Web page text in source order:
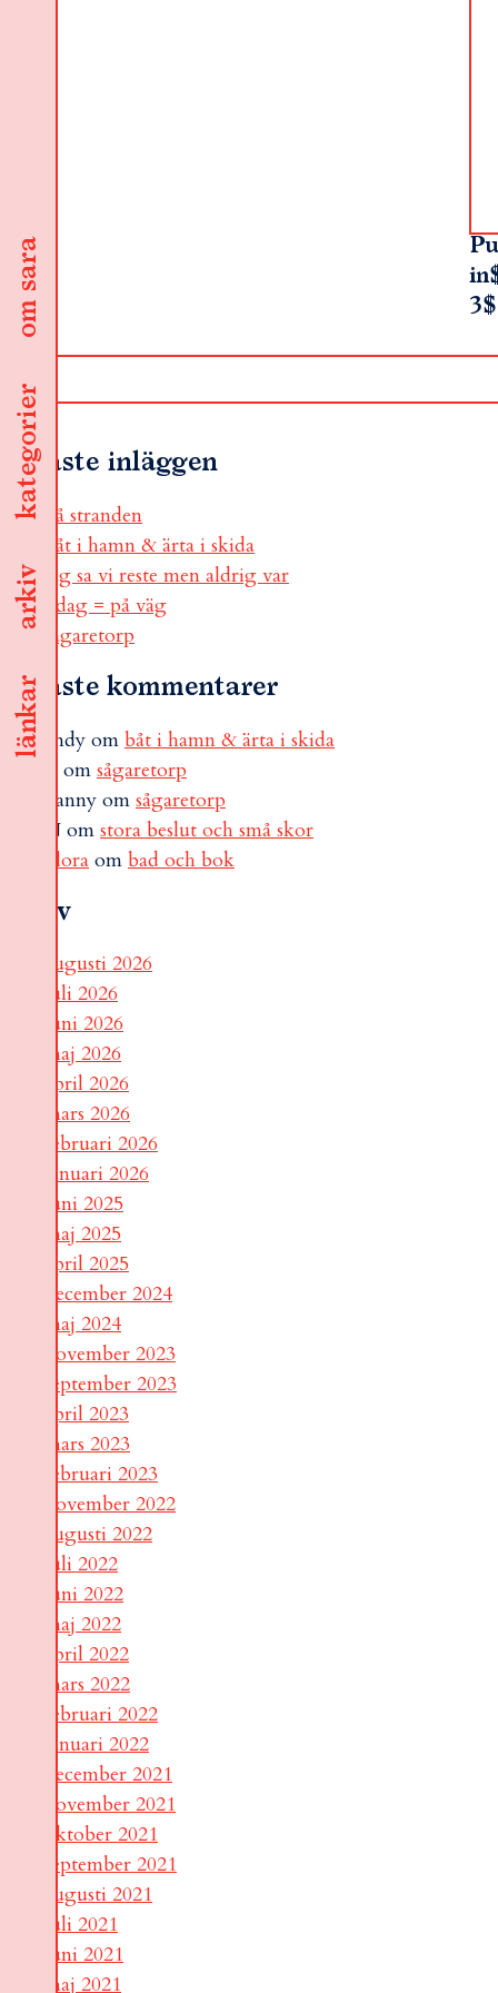
länkar
arkiv
kategorier
om sara
in
Senaste inläggen
på stranden
båt i hamn & ärta i skida
jag sa vi reste men aldrig var
i dag = på väg
sågaretorp
Senaste kommentarer
andy om båt i hamn & ärta i skida
om sågaretorp
Fanny om sågaretorp
N om stora beslut och små skor
Flora om bad och bok
Arkiv
augusti 2026
juli 2026
juni 2026
maj 2026
april 2026
mars 2026
februari 2026
januari 2026
juni 2025
maj 2025
april 2025
december 2024
maj 2024
november 2023
september 2023
april 2023
mars 2023
februari 2023
november 2022
augusti 2022
juli 2022
juni 2022
maj 2022
april 2022
mars 2022
februari 2022
januari 2022
december 2021
november 2021
oktober 2021
september 2021
augusti 2021
juli 2021
juni 2021
maj 2021